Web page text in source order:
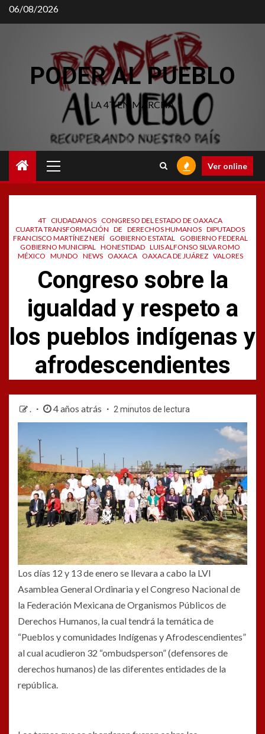
Saltar
al
06/08/2026
PODER AL PUEBLO
LA 4T EN MARCHA
principal
Ver online
4T CIUDADANOS CONGRESO DEL ESTADO DE OAXACA
CUARTA TRANSFORMACIÓN DE DERECHOS HUMANOS DIPUTADOS
FRANCISCO MARTÍNEZ NERÍ GOBIERNO ESTATAL GOBIERNO FEDERAL
GOBIERNO MUNICIPAL HONESTIDAD LUIS ALFONSO SILVA ROMO
MÉXICO MUNDO NEWS OAXACA OAXACA DE JUÁREZ VALORES
Congreso sobre la
igualdad y respeto a
los pueblos indígenas y
afrodescendientes
. 4 años atrás 2 minutos de lectura
Los días 12 y 13 de enero se llevara a cabo la LVI
Asamblea General Ordinaria y el Congreso Nacional de
la Federación Mexicana de Organismos Públicos de
Derechos Humanos, la cual tendrá la temática de
“Pueblos y comunidades Indígenas y Afrodescendientes”
al cual acudieron 32 “ombudsperson” (defensores de
derechos humanos) de las diferentes entidades de la
república.